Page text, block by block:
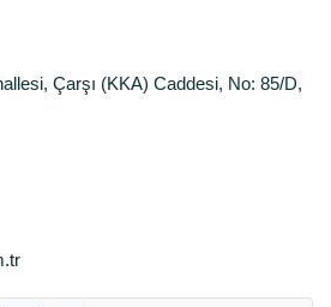
Çarşı (KKA) Caddesi, No: 85/D,